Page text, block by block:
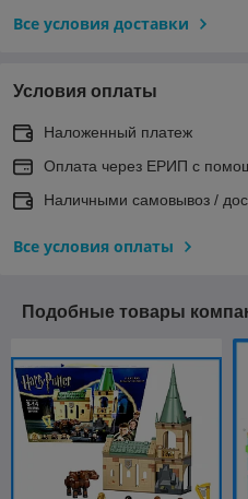
Все условия доставки
Условия оплаты
Наложенный платеж
Оплата через ЕРИП с
Наличными самовывоз /
Все условия оплаты
Подобные товары